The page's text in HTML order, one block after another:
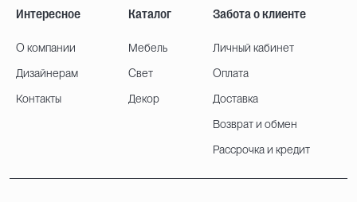
Интересное
О компании
Дизайнерам
Контакты
Каталог
Мебель
Свет
Декор
Забота о клиенте
Личный кабинет
Оплата
Доставка
Возврат и обмен
Рассрочка и кредит